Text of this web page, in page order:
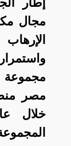
مجال
مجموعة
مصر
المجموعة